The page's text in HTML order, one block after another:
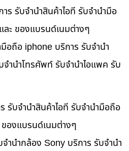
ร รับจำนำสินค้าไอที รับจำนำมือ
ะ ของแบรนด์เนมต่างๆ
อถือ iphone บริการ รับจำนำ
ำนำโทรศัพท์ รับจำนำไอแพค รับ
รับจำนำสินค้าไอที รับจำนำมือถือ
องแบรนด์เนมต่างๆ
ำนำกล้อง Sony บริการ รับจำนำ